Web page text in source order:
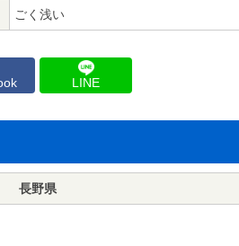
ごく浅い
LINE
長野県